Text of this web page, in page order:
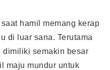
hamil memang kerap
di luar sana. Terutama
dimiliki semakin besar
maju mundur untuk